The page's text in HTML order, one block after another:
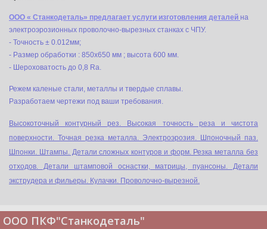
ООО « Станкодеталь» предлагает услуги изготовления деталей на
электроэрозионных проволочно-вырезных станках с ЧПУ.
- Точность ± 0.012мм;
- Размер обработки : 850х650 мм ; высота 600 мм.
- Шероховатость до 0,8 Ra.
Режем каленые стали, металлы и твердые сплавы.
Разработаем чертежи под ваши требования.
Высокоточный контурный рез. Высокая точность реза и чистота
поверхности. Точная резка металла. Электроэрозия. Шпоночный паз.
Шпонки. Штампы. Детали сложных контуров и форм. Резка металла без
отходов. Детали штамповой оснастки, матрицы, пуансоны. Детали
экструдера и фильеры. Кулачки. Проволочно-вырезной.
ООО ПКФ"Станкодеталь"